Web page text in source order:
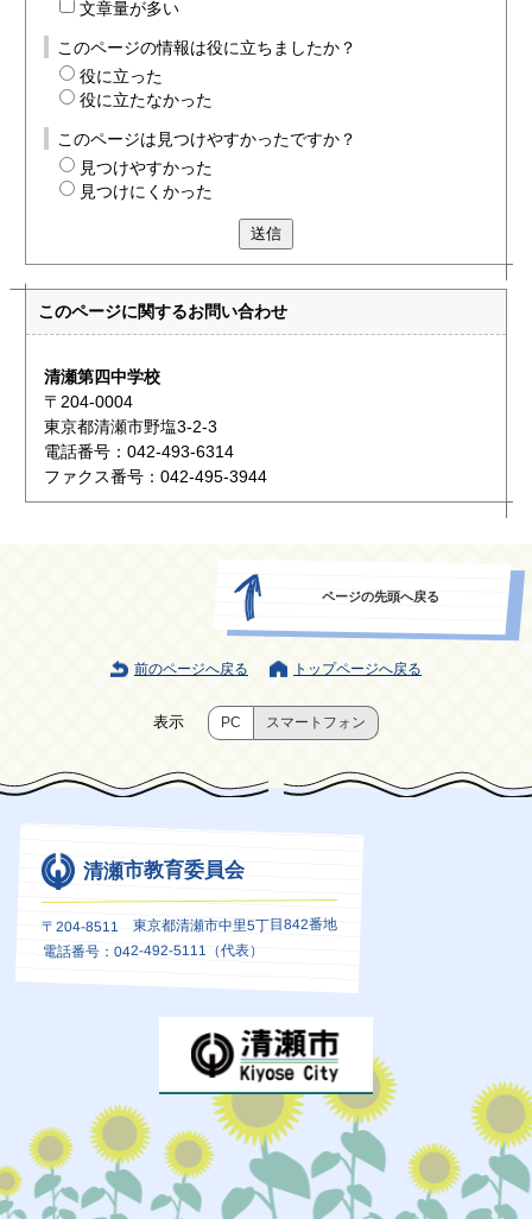
文章量が多い
このページの情報は役に立ちましたか？
役に立った
役に立たなかった
このページは見つけやすかったですか？
見つけやすかった
見つけにくかった
送信
このページに関するお問い合わせ
清瀬第四中学校
〒204-0004
東京都清瀬市野塩3-2-3
電話番号：042-493-6314
ファクス番号：042-495-3944
ページの先頭へ戻る
前のページへ戻る トップページへ戻る
表示 PC スマートフォン
清瀬市教育委員会
〒204-8511 東京都清瀬市中里5丁目842番地
電話番号：042-492-5111（代表）